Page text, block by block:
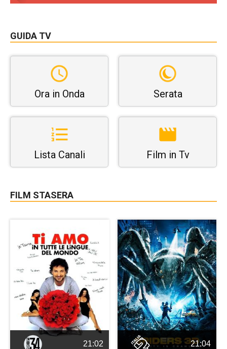
GUIDA TV
Ora in Onda Serata
Lista Canali Film in Tv
FILM STASERA
21:02 21:04